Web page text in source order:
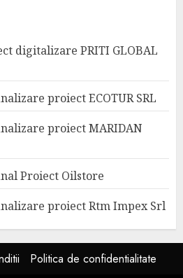
digitalizare PRITI GLOBAL
proiect ECOTUR SRL
proiect MARIDAN
Proiect Oilstore
proiect Rtm Impex Srl
Politica de confidentialitate